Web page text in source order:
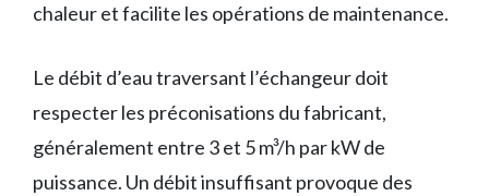
chaleur et facilite les opérations de maintenance.
Le débit d’eau traversant l’échangeur doit
respecter les préconisations du fabricant,
généralement entre 3 et 5 m³/h par kW de
puissance. Un débit insuffisant provoque des